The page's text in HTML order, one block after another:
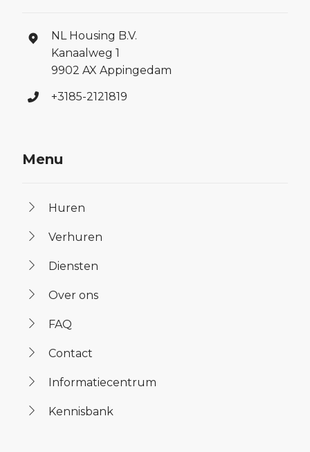
NL Housing B.V.
Kanaalweg 1
9902 AX Appingedam
+3185-2121819
Menu
Huren
Verhuren
Diensten
Over ons
FAQ
Contact
Informatiecentrum
Kennisbank